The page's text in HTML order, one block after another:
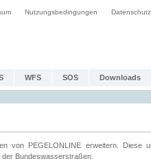
Nutzungsbedingungen
WFS SOS Downloads
von PEGELONLINE erweitern. Diese
Bundeswasserstraßen.